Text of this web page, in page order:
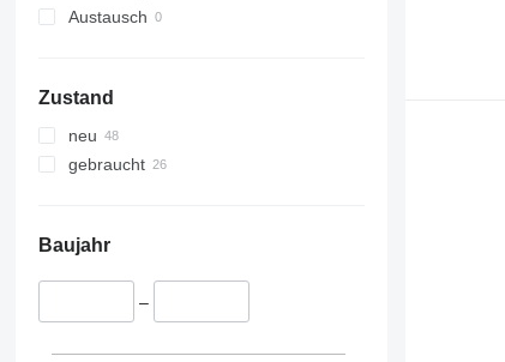
Austausch
Zustand
neu
gebraucht
Baujahr
–